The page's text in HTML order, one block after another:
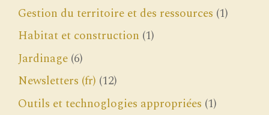
Gestion du territoire et des ressources (1)
Habitat et construction (1)
Jardinage (6)
Newsletters (fr) (12)
Outils et technoglogies appropriées (1)